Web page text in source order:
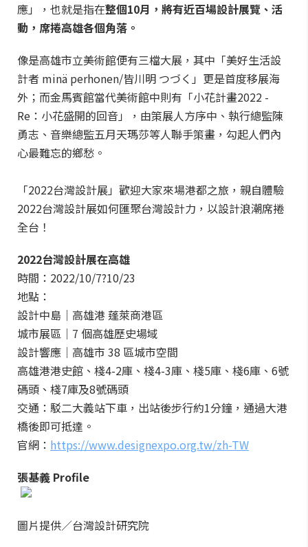
應」，也就是指在整個10月，將有近百場設計展覽、活
動，席捲高雄各個角落。
像是高雄市立美術館便有三檔大展，其中「美好生活設
計者 minä perhonen/皆川明 つづく」更是首度移展海
外；而金馬賓館當代美術館中則有「小花計畫2022 -
Re：小花盛開的回音」，由策展人方序中、執行總監陳
勇志、音樂總監五月天瑪莎等人聯手策畫，勾起人們內
心最難忘的鄉愁。
「2022台灣設計展」歡迎大家來場港都之旅，親自體驗
2022台灣設計展如何匯聚台灣設計力，以設計浪潮席捲
全台！
2022台灣設計展在高雄
時間：2022/10/7?10/23
地點：
設計中島｜高雄港 蓬萊商港區
城市展區｜7 個高雄歷史場域
設計響應｜高雄市 38 區城市空間
高雄港港史館、棧4-2庫、棧4-3庫、棧5庫、棧6庫、6號
碼頭、棧7庫及8號碼頭
交通：駁二大義站下車，出站後步行約1分鐘，通過大港
橋後即可抵達。
官網： https://www.designexpo.org.tw/zh-TW
張基義 Profile
圖片提供／台灣設計研究院